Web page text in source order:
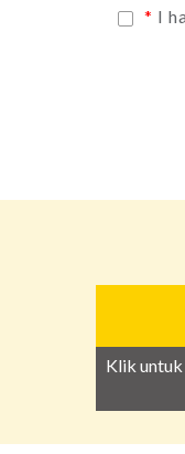
* I
Klik